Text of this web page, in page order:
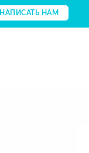
НАПИСАТЬ НАМ